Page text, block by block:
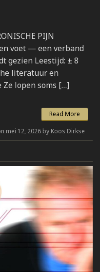
PIJN
voet — een verband
gezien Leestijd: ± 8
literatuur en
lopen soms […]
Read More
mei 12, 2026 by Koos Dirkse